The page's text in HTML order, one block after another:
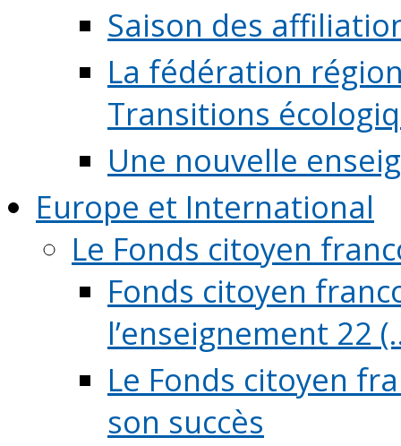
Saison des
La fédération
Transitions
Une nouvelle
Europe et International
Le Fonds citoyen
Fonds citoyen
l’enseignement 22
Le Fonds citoyen
son succès